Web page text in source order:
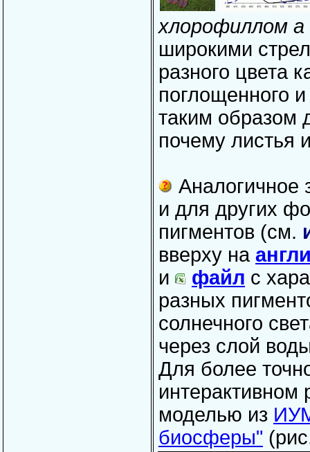
хлорофиллом а
широкими
разного цвета
поглощенного
таким образом
почему листья
Аналогичное
и для других
пигментов (см.
вверху на
и
файл с
разных
солнечного
через слой
Для более
интерактивном
моделью из
биосферы"